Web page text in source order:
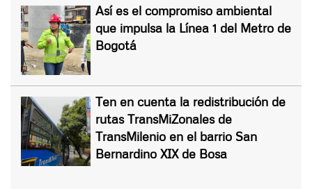
Así es el compromiso ambiental
que impulsa la Línea 1 del Metro de
Bogotá
Ten en cuenta la redistribución de
rutas TransMiZonales de
TransMilenio en el barrio San
Bernardino XIX de Bosa